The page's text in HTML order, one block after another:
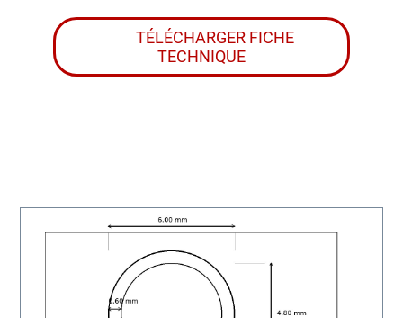
TÉLÉCHARGER FICHE
TECHNIQUE